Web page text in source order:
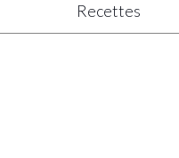
Recettes